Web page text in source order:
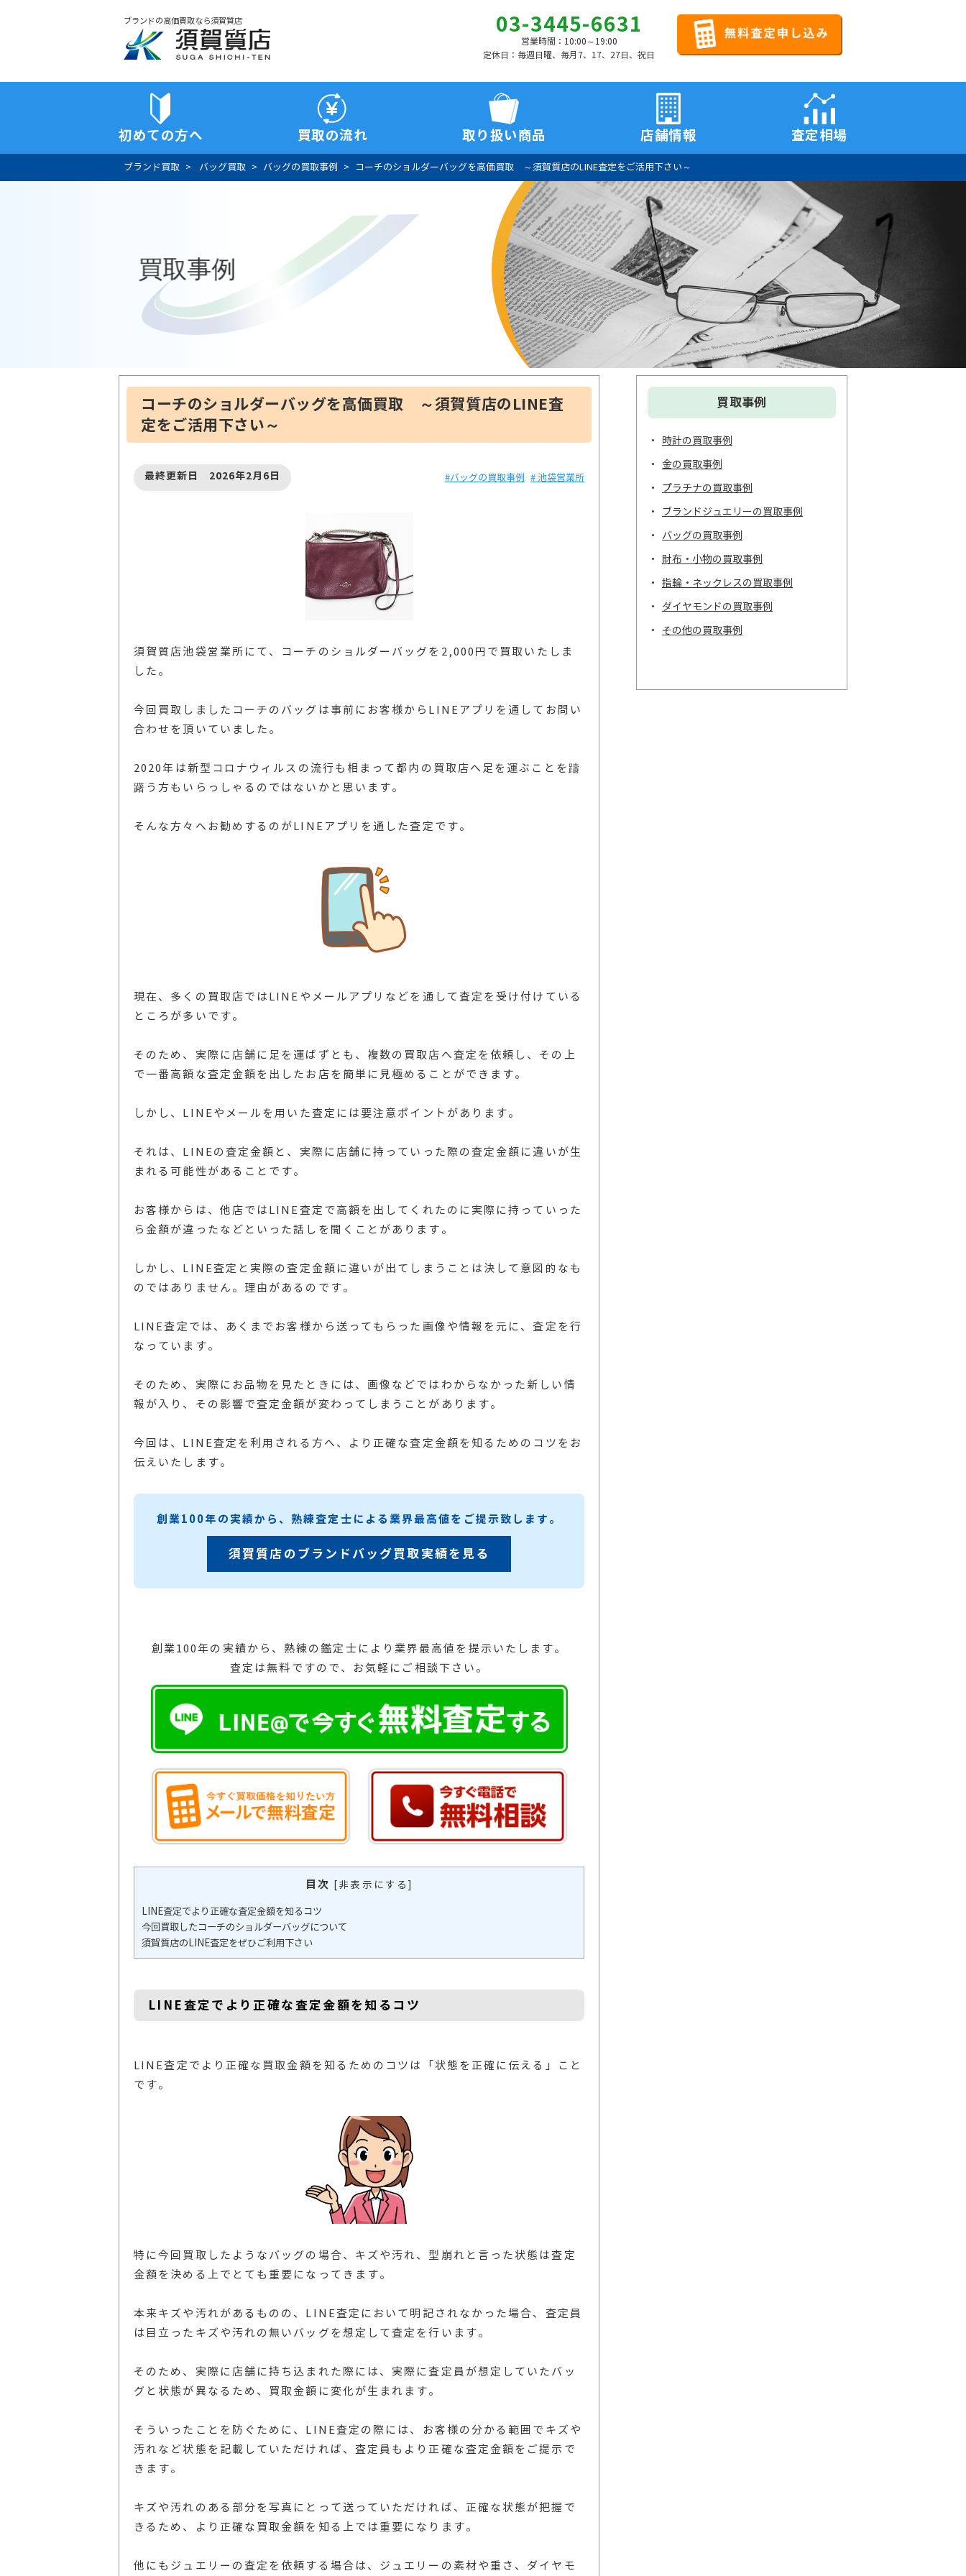
ブランドの高価買取なら須賀質店
03-3445-6631
営業時間：10:00～19:00
定休日：毎週日曜、毎月7、17、27日、祝日
初めての方へ 買取の流れ 取り扱い商品 店舗情報 査定相場
ブランド買取 バッグ買取 バッグの買取事例 コーチのショルダーバッグを高価買取 ～須賀質店のLINE査定をご活用下さい～
買取事例
コーチのショルダーバッグを高価買取 ～須賀質店のLINE査
定をご活用下さい～
最終更新日 2026年2月6日 #バッグの買取事例 # 池袋営業所
須賀質店池袋営業所にて、コーチのショルダーバッグを2,000円で買取いたしま
した。
今回買取しましたコーチのバッグは事前にお客様からLINEアプリを通してお問い
合わせを頂いていました。
2020年は新型コロナウィルスの流行も相まって都内の買取店へ足を運ぶことを躊
躇う方もいらっしゃるのではないかと思います。
そんな方々へお勧めするのがLINEアプリを通した査定です。
現在、多くの買取店ではLINEやメールアプリなどを通して査定を受け付けている
ところが多いです。
そのため、実際に店舗に足を運ばずとも、複数の買取店へ査定を依頼し、その上
で一番高額な査定金額を出したお店を簡単に見極めることができます。
しかし、LINEやメールを用いた査定には要注意ポイントがあります。
それは、LINEの査定金額と、実際に店舗に持っていった際の査定金額に違いが生
まれる可能性があることです。
お客様からは、他店ではLINE査定で高額を出してくれたのに実際に持っていった
ら金額が違ったなどといった話しを聞くことがあります。
しかし、LINE査定と実際の査定金額に違いが出てしまうことは決して意図的なも
のではありません。理由があるのです。
LINE査定では、あくまでお客様から送ってもらった画像や情報を元に、査定を行
なっています。
そのため、実際にお品物を見たときには、画像などではわからなかった新しい情
報が入り、その影響で査定金額が変わってしまうことがあります。
今回は、LINE査定を利用される方へ、より正確な査定金額を知るためのコツをお
伝えいたします。
創業100年の実績から、熟練査定士による業界最高値をご提示致します。
須賀質店のブランドバッグ買取実績を見る
創業100年の実績から、熟練の鑑定士により業界最高値を提示いたします。
査定は無料ですので、お気軽にご相談下さい。
目次 [非表示にする ]
LINE査定でより正確な査定金額を知るコツ
今回買取したコーチのショルダーバッグについて
須賀質店のLINE査定をぜひご利用下さい
LINE査定でより正確な査定金額を知るコツ
LINE査定でより正確な買取金額を知るためのコツは「状態を正確に伝える」こと
です。
特に今回買取したようなバッグの場合、キズや汚れ、型崩れと言った状態は査定
金額を決める上でとても重要になってきます。
本来キズや汚れがあるものの、LINE査定において明記されなかった場合、査定員
は目立ったキズや汚れの無いバッグを想定して査定を行います。
そのため、実際に店舗に持ち込まれた際には、実際に査定員が想定していたバッ
グと状態が異なるため、買取金額に変化が生まれます。
そういったことを防ぐために、LINE査定の際には、お客様の分かる範囲でキズや
汚れなど状態を記載していただければ、査定員もより正確な査定金額をご提示で
きます。
キズや汚れのある部分を写真にとって送っていただければ、正確な状態が把握で
きるため、より正確な買取金額を知る上では重要になります。
他にもジュエリーの査定を依頼する場合は、ジュエリーの素材や重さ、ダイヤモ
買取事例
時計の買取事例
金の買取事例
プラチナの買取事例
ブランドジュエリーの買取事例
バッグの買取事例
財布・小物の買取事例
指輪・ネックレスの買取事例
ダイヤモンドの買取事例
その他の買取事例